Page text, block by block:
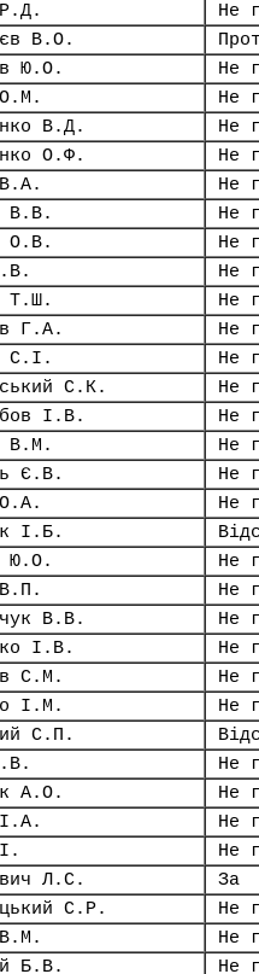
Не
В.О.
Ю.О.
Не
Не
В.Д.
Не
О.Ф.
Не
Не
В.В.
Не
О.В.
Не
Не
Т.Ш.
Не
Г.А.
Не
С.І.
Не
С.К.
Не
І.В.
Не
В.М.
Не
Є.В.
Не
Не
І.Б.
Ю.О.
Не
Не
В.В.
Не
І.В.
Не
С.М.
Не
І.М.
Не
С.П.
Не
А.О.
Не
Не
Не
Л.С.
За
С.Р.
Не
Не
Б.В.
Не